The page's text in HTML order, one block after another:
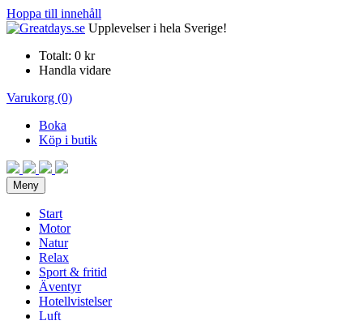
Hoppa till innehåll
Upplevelser i hela Sverige!
Totalt: 0 kr
Handla vidare
Varukorg (0)
Boka
Köp i butik
Meny
Start
Motor
Natur
Relax
Sport & fritid
Äventyr
Hotellvistelser
Luft